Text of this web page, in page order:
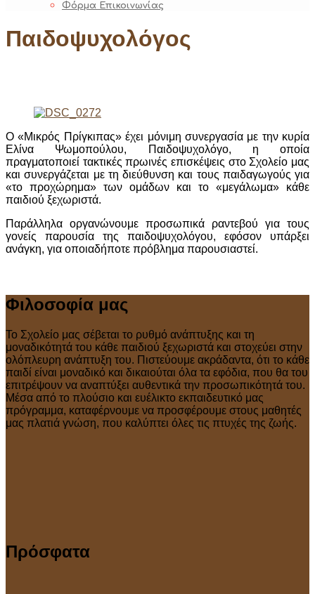
Φόρμα Επικοινωνίας
Παιδοψυχολόγος
Ο «Μικρός Πρίγκιπας» έχει μόνιμη συνεργασία με την κυρία
Ελίνα Ψωμοπούλου, Παιδοψυχολόγο, η οποία
πραγματοποιεί τακτικές πρωινές επισκέψεις στο Σχολείο μας
και συνεργάζεται με τη διεύθυνση και τους παιδαγωγούς για
«το προχώρημα» των ομάδων και το «μεγάλωμα» κάθε
παιδιού ξεχωριστά.
Παράλληλα οργανώνουμε προσωπικά ραντεβού για τους
γονείς παρουσία της παιδοψυχολόγου, εφόσον υπάρξει
ανάγκη, για οποιαδήποτε πρόβλημα παρουσιαστεί.
Φιλοσοφία μας
Το Σχολείο μας σέβεται το ρυθμό ανάπτυξης και τη
μοναδικότητά του κάθε παιδιού ξεχωριστά και στοχεύει στην
ολόπλευρη ανάπτυξη του. Πιστεύουμε ακράδαντα, ότι το κάθε
παιδί είναι μοναδικό και δικαιούται όλα τα εφόδια, που θα του
επιτρέψουν να αναπτύξει αυθεντικά την προσωπικότητά του.
Μέσα από το πλούσιο και ευέλικτο εκπαιδευτικό μας
πρόγραμμα, καταφέρνουμε να προσφέρουμε στους μαθητές
μας πλατιά γνώση, που καλύπτει όλες τις πτυχές της ζωής.
Πρόσφατα